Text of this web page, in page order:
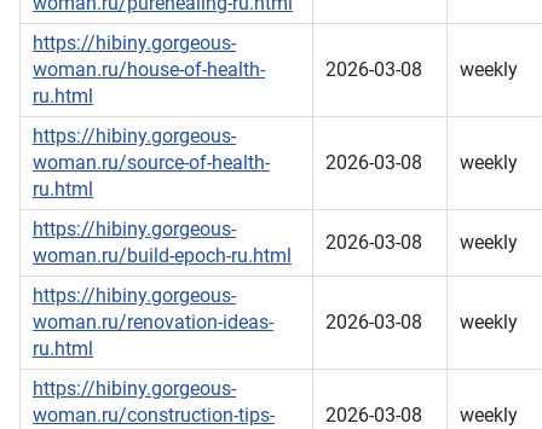
https://hibiny.gorgeous-
woman.ru/house-of-health-
ru.html
2026-03-08 weekly
https://hibiny.gorgeous-
woman.ru/source-of-health-
ru.html
2026-03-08 weekly
https://hibiny.gorgeous-
woman.ru/build-epoch-ru.html
2026-03-08 weekly
https://hibiny.gorgeous-
woman.ru/renovation-ideas-
ru.html
2026-03-08 weekly
https://hibiny.gorgeous-
woman.ru/construction-tips-
2026-03-08 weekly